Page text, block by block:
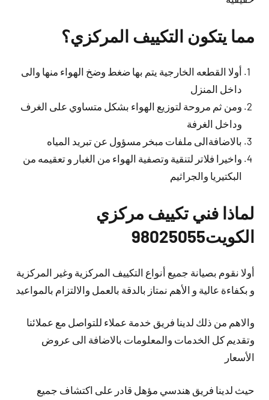
مما يتكون التكييف المركزي؟
أولا القطعه الخارجية يتم بها ضغط وضخ الهواء منها والى
داخل المنزل
ومن ثم مروحة لتوزيع الهواء بشكل متساوي على الغرف
وداخل الغرفة
بالاضافةالى ملفات مبخر مسؤول عن تبريد المياه
واخيرا فلاتر لتنقية وتصفية الهواء من الغبار و تعقيمه من
البكتيريا والجراثيم
لماذا فني تكييف مركزي
الكويت98025055
أولا نقوم بصيانة جميع أنواع التكييف المركزية وغير المركزية
و بكفاءة عالية و الأهم نمتاز بالدقة بالعمل والالتزام بالمواعيد
والاهم من ذلك لدينا فريق خدمة عملاء للتواصل مع عملائنا
وتقديم كل الخدمات والمعلومات بالاضافة الى عروض
الأسعار
حيث لدينا فريق هندسي مؤهل قادر على اكتشاف جميع